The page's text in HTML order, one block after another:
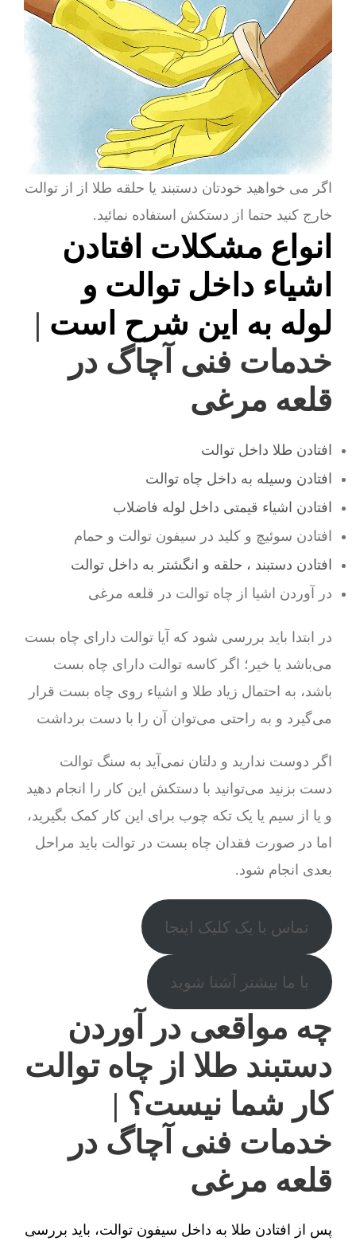
اگر می خواهید خودتان دستبند یا حلقه طلا از از توالت
خارج کنید حتما از دستکش استفاده نمائید.
انواع مشکلات افتادن
اشیاء داخل توالت و
لوله به این شرح است |
خدمات فنی آچاگ در
قلعه مرغی
افتادن طلا داخل توالت
افتادن وسیله به داخل چاه توالت
افتادن اشیاء قیمتی داخل لوله فاضلاب
افتادن سوئیچ و کلید در سیفون توالت و حمام
افتادن دستبند ، حلقه و انگشتر به داخل توالت
در آوردن اشیا از چاه توالت در قلعه مرغی
در ابتدا باید بررسی شود که آیا توالت دارای چاه بست
می‌باشد یا خیر؛ اگر کاسه توالت دارای چاه بست
باشد، به احتمال زیاد طلا و اشیاء روی چاه بست قرار
می‌گیرد و به راحتی می‌توان آن را با دست برداشت
اگر دوست ندارید و دلتان نمی‌آید به سنگ توالت
دست بزنید می‌توانید با دستکش این کار را انجام دهید
و یا از سیم یا یک تکه چوب برای این کار کمک بگیرید،
اما در صورت فقدان چاه بست در توالت باید مراحل
بعدی انجام شود.
تماس با یک کلیک اینجا
با ما بیشتر آشنا شوید
چه مواقعی در آوردن
دستبند طلا از چاه توالت
کار شما نیست؟ |
خدمات فنی آچاگ در
قلعه مرغی
پس از افتادن طلا به داخل سیفون توالت، باید بررسی